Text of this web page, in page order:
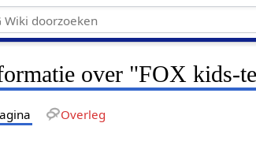
over "FOX kids-
Overleg